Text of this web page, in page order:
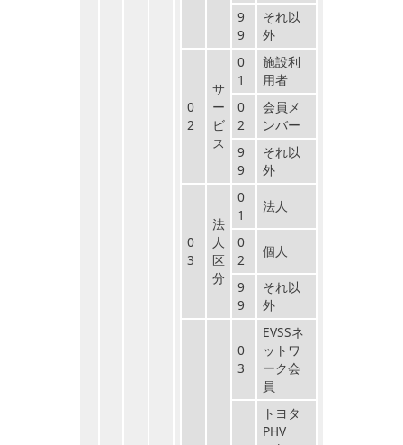
9
9
それ以
外
0
2
サ
ー
ビ
ス
0
1
施設利
用者
0
2
会員メ
ンバー
9
9
それ以
外
0
3
法
人
区
分
0
1
法人
0
2
個人
9
9
それ以
外
0
3
EVSSネ
ットワ
ーク会
員
トヨタ
PHV